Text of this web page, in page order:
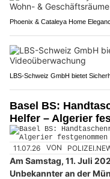
Phoenix & Cataleya Home
LBS-Schweiz GmbH bietet
Basel BS:
Helfer – Algerier
11.07.26 VON
Am Samstag, 11. Juli
Unbekannter an der